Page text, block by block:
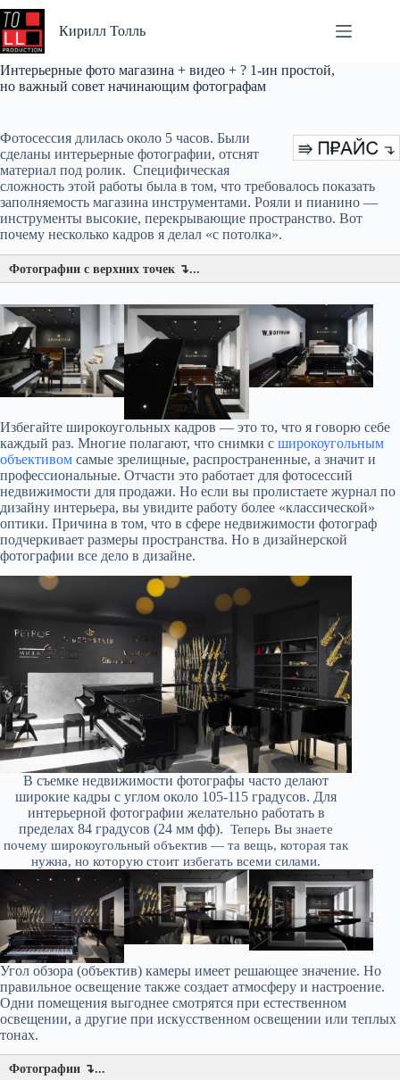
Перейти
к
Кирилл Толль
Интерьерные фото магазина + видео + ? 1-ин простой,
но важный совет начинающим фотографам
Фотосессия длилась около 5 часов. Были
сделаны интерьерные фотографии, отснят
материал под ролик. Специфическая
сложность этой работы была в том, что требовалось показать
заполняемость магазина инструментами. Рояли и пианино —
инструменты высокие, перекрывающие пространство. Вот
почему несколько кадров я делал «с потолка».
Фотографии с верхних точек ↴...
Избегайте широкоугольных кадров — это то, что я говорю себе
каждый раз. Многие полагают, что снимки с широкоугольным
объективом самые зрелищные, распространенные, а значит и
профессиональные. Отчасти это работает для фотосессий
недвижимости для продажи. Но если вы пролистаете журнал по
дизайну интерьера, вы увидите работу более «классической»
оптики. Причина в том, что в сфере недвижимости фотограф
подчеркивает размеры пространства. Но в дизайнерской
фотографии все дело в дизайне.
В съемке недвижимости фотографы часто делают
широкие кадры с углом около 105-115 градусов. Для
интерьерной фотографии желательно работать в
пределах 84 градусов (24 мм фф).Теперь Вы знаете
почему широкоугольный объектив — та вещь, которая так
нужна, но которую стоит избегать всеми силами.
Угол обзора (объектив) камеры имеет решающее значение. Но
правильное освещение также создает атмосферу и настроение.
Одни помещения выгоднее смотрятся при естественном
освещении, а другие при искусственном освещении или теплых
тонах.
Фотографии ↴...